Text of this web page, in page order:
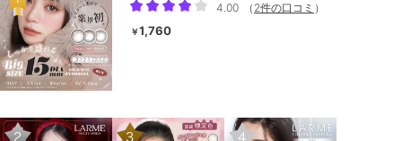
4.00
（ 2件の口コミ ）
￥1,760